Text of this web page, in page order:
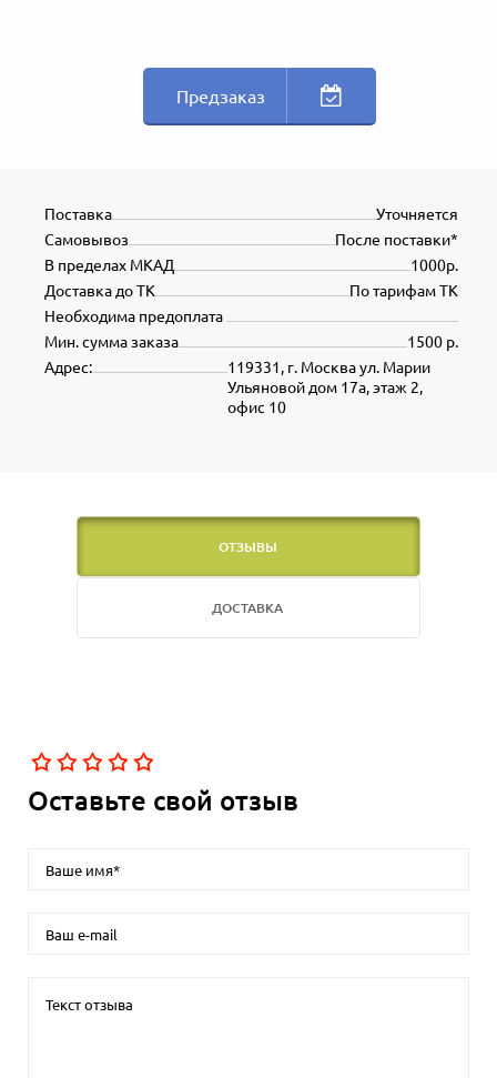
Предзаказ
Уточняется
Поставка
После поставки*
Самовывоз
1000р.
В пределах МКАД
По тарифам ТК
Доставка до ТК
Необходима предоплата
1500 р.
Мин. сумма заказа
119331, г. Москва ул. Марии
Ульяновой дом 17а, этаж 2,
офис 10
Адрес:
ОТЗЫВЫ
ДОСТАВКА
Оставьте свой отзыв